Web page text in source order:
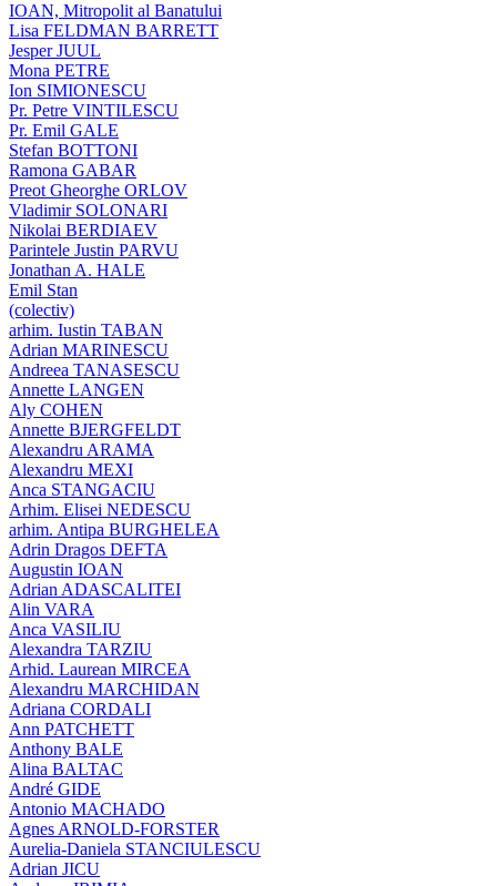
IOAN, Mitropolit al Banatului
Lisa FELDMAN BARRETT
Jesper JUUL
Mona PETRE
Ion SIMIONESCU
Pr. Petre VINTILESCU
Pr. Emil GALE
Stefan BOTTONI
Ramona GABAR
Preot Gheorghe ORLOV
Vladimir SOLONARI
Nikolai BERDIAEV
Parintele Justin PARVU
Jonathan A. HALE
Emil Stan
(colectiv)
arhim. Iustin TABAN
Adrian MARINESCU
Andreea TANASESCU
Annette LANGEN
Aly COHEN
Annette BJERGFELDT
Alexandru ARAMA
Alexandru MEXI
Anca STANGACIU
Arhim. Elisei NEDESCU
arhim. Antipa BURGHELEA
Adrin Dragos DEFTA
Augustin IOAN
Adrian ADASCALITEI
Alin VARA
Anca VASILIU
Alexandra TARZIU
Arhid. Laurean MIRCEA
Alexandru MARCHIDAN
Adriana CORDALI
Ann PATCHETT
Anthony BALE
Alina BALTAC
André GIDE
Antonio MACHADO
Agnes ARNOLD-FORSTER
Aurelia-Daniela STANCIULESCU
Adrian JICU